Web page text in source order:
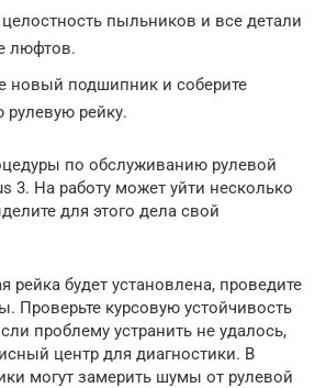
целостность пыльников и все детали
люфтов.
новый подшипник и соберите
рулевую рейку.
по обслуживанию рулевой
3. На работу может уйти несколько
для этого дела свой
рейка будет установлена, проведите
Проверьте курсовую устойчивость
проблему устранить не удалось,
центр для диагностики. В
могут замерить шумы от рулевой